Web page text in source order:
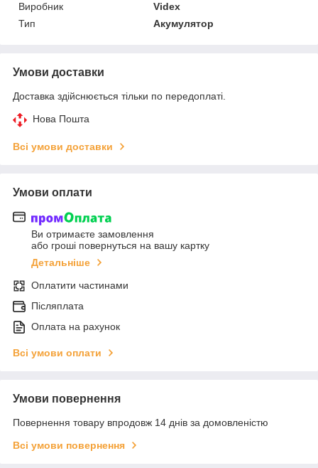
Виробник
Videx
Тип
Акумулятор
Умови доставки
Доставка здійснюється тільки по передоплаті.
Нова Пошта
Всі умови доставки
Умови оплати
Ви отримаєте замовлення
або гроші повернуться на вашу картку
Детальніше
Оплатити частинами
Післяплата
Оплата на рахунок
Всі умови оплати
Умови повернення
Повернення товару впродовж 14 днів за домовленістю
Всі умови повернення